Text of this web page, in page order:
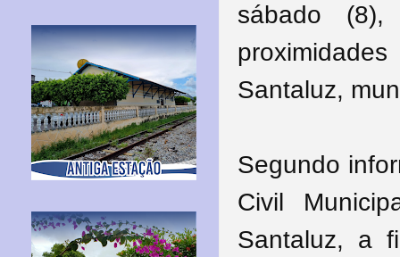
sábado
Santaluz,
Segundo
Civil
Santaluz, a